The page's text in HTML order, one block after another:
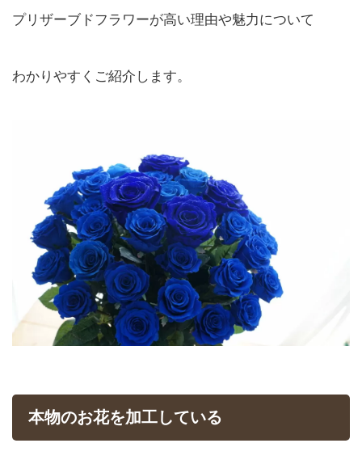
プリザーブドフラワーが高い理由や魅力について
わかりやすくご紹介します。
本物のお花を加工している